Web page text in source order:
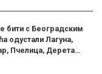
бити с Београдским
одустали Лагуна,
Пчелица, Дерета…